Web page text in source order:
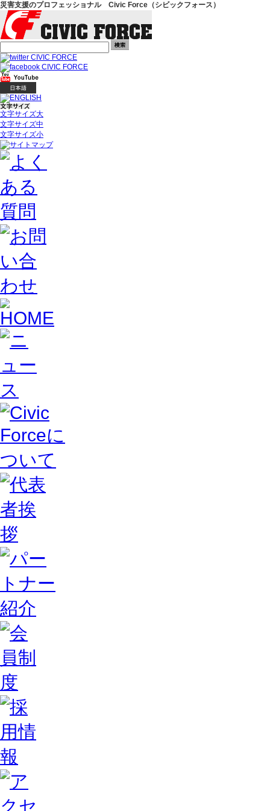
災害支援のプロフェッショナル Civic Force（シビックフォース）
文字サイズ大
文字サイズ中
文字サイズ小